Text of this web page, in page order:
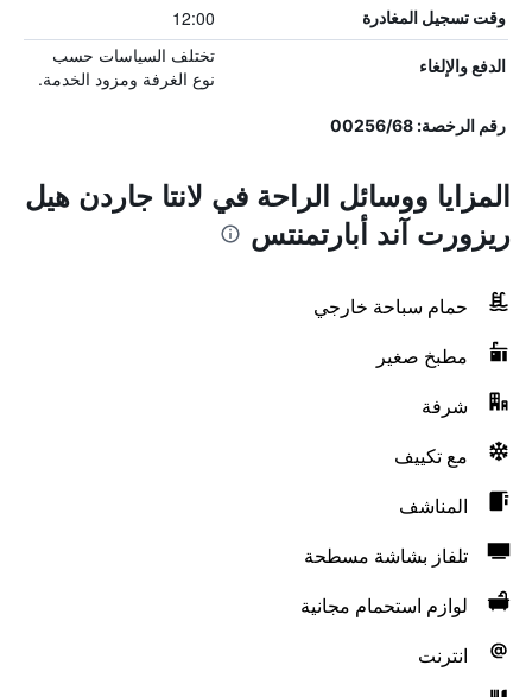
وقت تسجيل المغادرة 12:00
الدفع والإلغاء
تختلف السياسات حسب
نوع الغرفة ومزود الخدمة.
رقم الرخصة: 00256/68
المزايا ووسائل الراحة في لانتا جاردن هيل
ريزورت آند أبارتمنتس
حمام سباحة خارجي
مطبخ صغير
شرفة
مع تكييف
المناشف
تلفاز بشاشة مسطحة
لوازم استحمام مجانية
انترنت